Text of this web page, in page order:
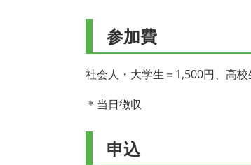
参加費
社会人・大学生＝1,500円、高
＊当日徴収
申込